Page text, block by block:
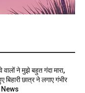
ने मुझे बहुत गंदा मारा,
बिहारी छात्र ने लगाए गंभीर